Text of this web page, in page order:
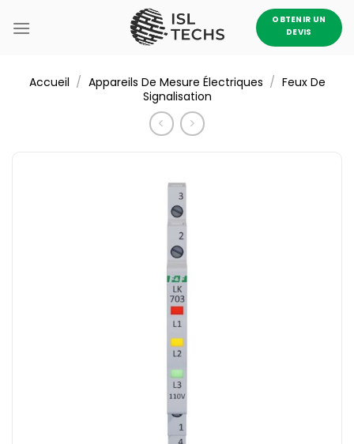
au
OBTENIR UN
DEVIS
Accueil / Appareils De Mesure Électriques / Feux De
Signalisation